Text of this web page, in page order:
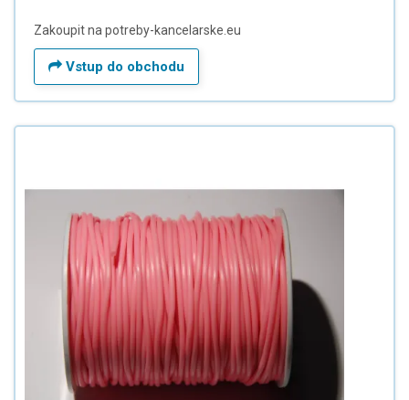
Zakoupit na potreby-kancelarske.eu
Vstup do obchodu